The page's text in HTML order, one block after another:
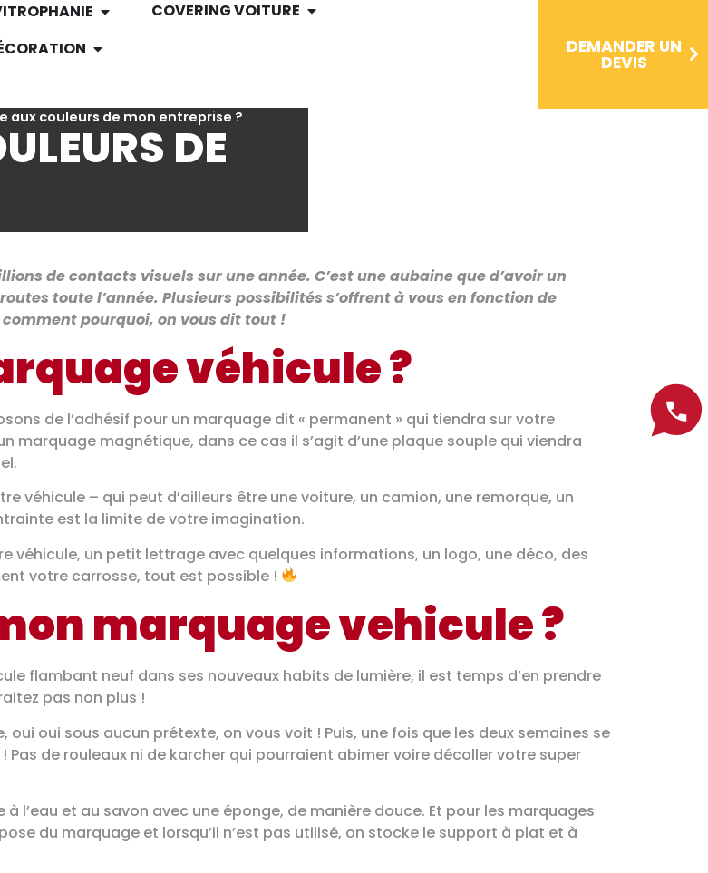
COVERING VOITURE
DEMANDER UN
DEVIS
aux couleurs de mon entreprise ?
DE
de contacts visuels sur une année. C’est une aubaine que d’avoir un
toute l’année. Plusieurs possibilités s’offrent à vous en fonction de
pourquoi, on vous dit tout !
véhicule ?
de l’adhésif pour un marquage dit « permanent » qui tiendra sur votre
marquage magnétique, dans ce cas il s’agit d’une plaque souple qui viendra
véhicule – qui peut d’ailleurs être une voiture, un camion, une remorque, un
est la limite de votre imagination.
véhicule, un petit lettrage avec quelques informations, un logo, une déco, des
votre carrosse, tout est possible !
marquage vehicule ?
flambant neuf dans ses nouveaux habits de lumière, il est temps d’en prendre
pas non plus !
oui oui sous aucun prétexte, on vous voit ! Puis, une fois que les deux semaines se
de rouleaux ni de karcher qui pourraient abimer voire décoller votre super
l’eau et au savon avec une éponge, de manière douce. Et pour les marquages
du marquage et lorsqu’il n’est pas utilisé, on stocke le support à plat et à